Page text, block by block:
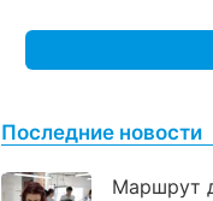
Последние новости
Маршрут